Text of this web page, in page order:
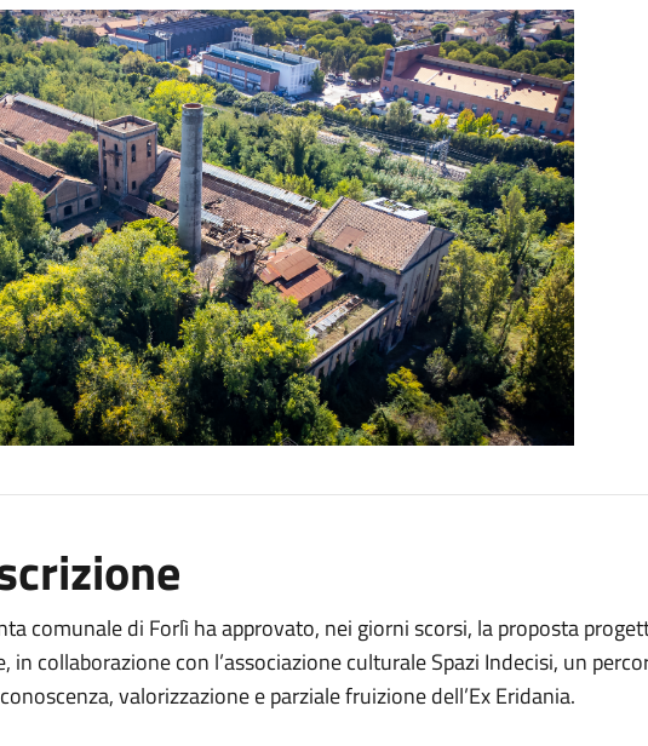
comunale di Forlì ha approvato, nei giorni scorsi, la proposta
in collaborazione con l’associazione culturale Spazi Indecisi, un
valorizzazione e parziale fruizione dell’Ex Eridania.